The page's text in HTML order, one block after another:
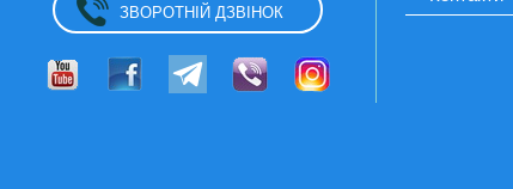
ЗВОРОТНІЙ ДЗВІНОК